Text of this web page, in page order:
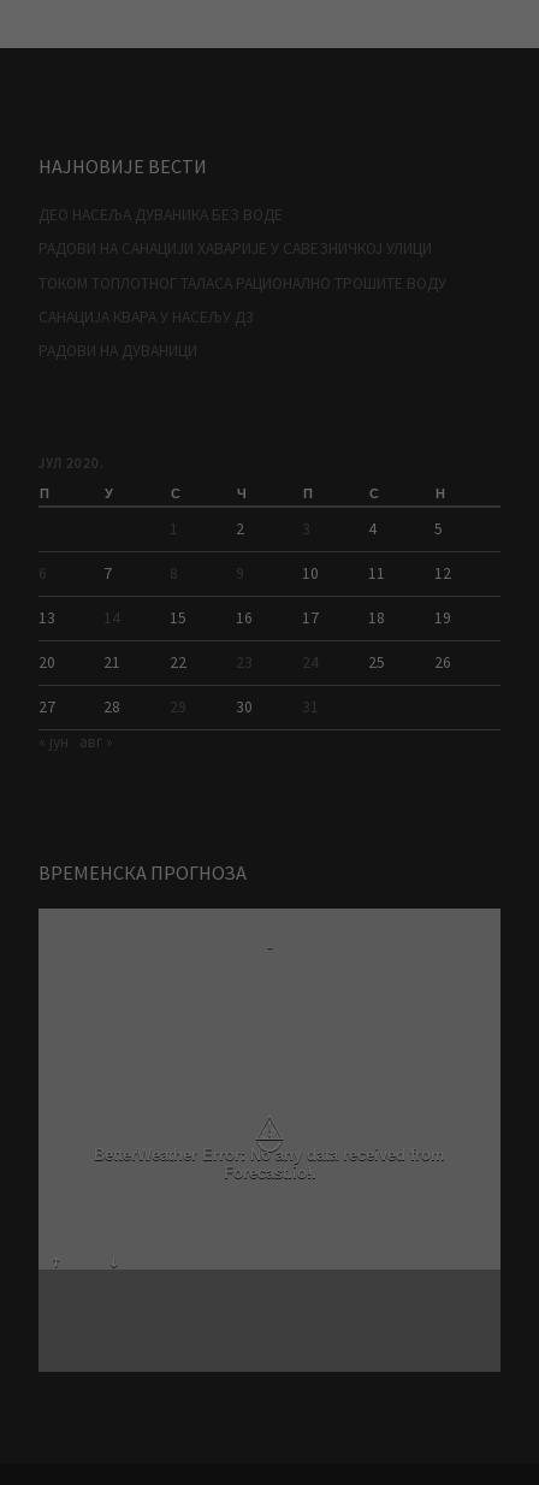
НАЈНОВИЈЕ ВЕСТИ
ДЕО НАСЕЉА ДУВАНИКА БЕЗ ВОДЕ
РАДОВИ НА САНАЦИЈИ ХАВАРИЈЕ У САВЕЗНИЧКОЈ УЛИЦИ
ТОКОМ ТОПЛОТНОГ ТАЛАСА РАЦИОНАЛНО ТРОШИТЕ ВОДУ
САНАЦИЈА КВАРА У НАСЕЉУ Д3
РАДОВИ НА ДУВАНИЦИ
ЈУЛ 2020.
П У С Ч П С Н
1 2 3 4 5
6 7 8 9 10 11 12
13 14 15 16 17 18 19
20 21 22 23 24 25 26
27 28 29 30
31
« јун
авг »
ВРЕМЕНСКА ПРОГНОЗА
-
⚠
BetterWeather Error: No any data received from
Forecast.io!.